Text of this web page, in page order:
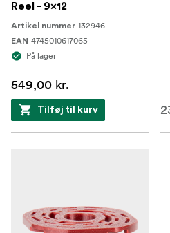
Reel - 9x12
Artikel nummer 132946
EAN 4745010617065
På lager
549,00 kr.
Tilføj til kurv